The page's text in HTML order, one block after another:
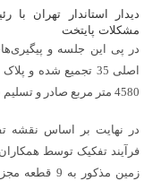
دیدار استاندار تهران
مشکلات پایتخت
4580 متر مربع صادر و تسلیم شرکت شهرک‌های صنعتی کرمانشاه شد.
در نهایت بر اساس نقشه
فرآیند تفکیک توسط
زمین مذکور